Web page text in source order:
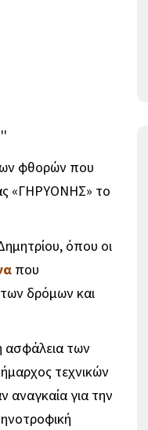
φθορών που
«ΓΗΡΥΟΝΗΣ» το
όπου οι
που
δρόμων και
ασφάλεια των
τεχνικών
για την